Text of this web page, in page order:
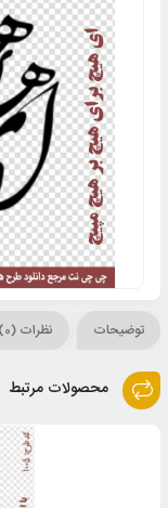
توضیحات نظرات (0)
محصولات مرتبط